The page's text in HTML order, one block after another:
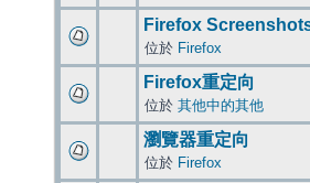
Firefox
位於 Firefox
Firefox重定向
位於 其他中的其他
瀏覽器重定向
位於 Firefox